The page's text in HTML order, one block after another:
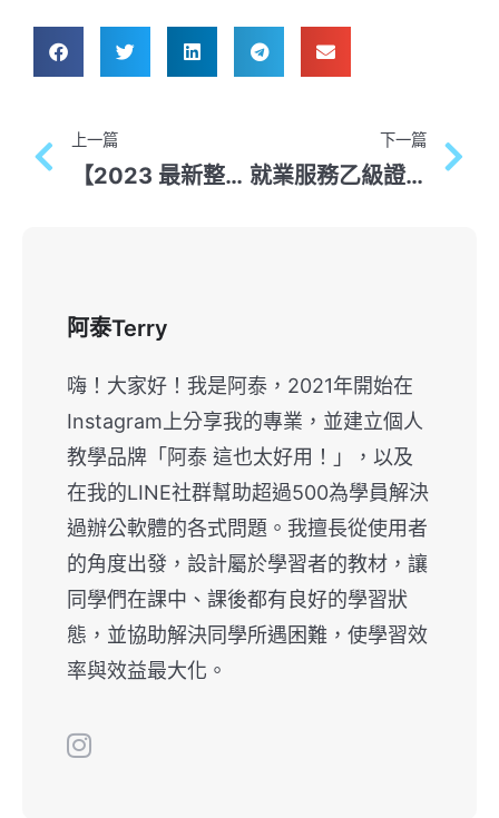
上一篇
【2023 最新整理】就業服務乙級補助總整理
下一篇
就業服務乙級證照的5個用途
阿泰Terry
嗨！大家好！我是阿泰，2021年開始在
Instagram上分享我的專業，並建立個人
教學品牌「阿泰 這也太好用！」，以及
在我的LINE社群幫助超過500為學員解決
過辦公軟體的各式問題。我擅長從使用者
的角度出發，設計屬於學習者的教材，讓
同學們在課中、課後都有良好的學習狀
態，並協助解決同學所遇困難，使學習效
率與效益最大化。